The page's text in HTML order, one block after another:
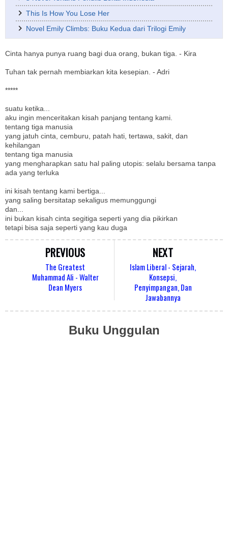
This Is How You Lose Her
Novel Emily Climbs: Buku Kedua dari Trilogi Emily
Cinta hanya punya ruang bagi dua orang, bukan tiga. - Kira
Tuhan tak pernah membiarkan kita kesepian. - Adri
*****
suatu ketika...
aku ingin menceritakan kisah panjang tentang kami.
tentang tiga manusia
yang jatuh cinta, cemburu, patah hati, tertawa, sakit, dan
kehilangan
tentang tiga manusia
yang mengharapkan satu hal paling utopis: selalu bersama tanpa
ada yang terluka
ini kisah tentang kami bertiga...
yang saling bersitatap sekaligus memunggungi
dan...
ini bukan kisah cinta segitiga seperti yang dia pikirkan
tetapi bisa saja seperti yang kau duga
NEXT
Islam Liberal - Sejarah,
Konsepsi,
Penyimpangan, Dan
Jawabannya
PREVIOUS
The Greatest
Muhammad Ali - Walter
Dean Myers
Buku Unggulan